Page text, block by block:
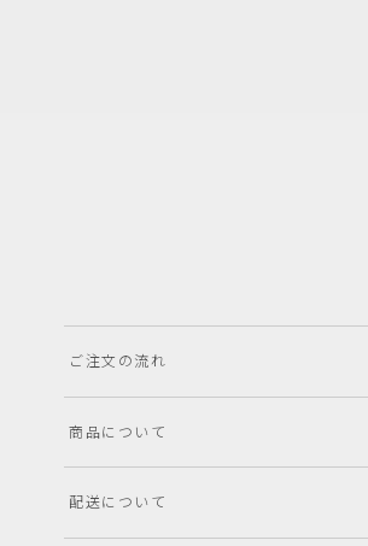
ご注文の流れ
商品について
配送について